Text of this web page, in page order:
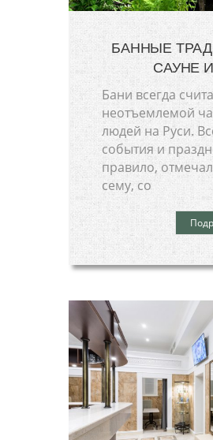
БАННЫЕ
САУНЕ
Бани всегда
неотъемлемой
людей на Руси.
события и
правило,
сему, со